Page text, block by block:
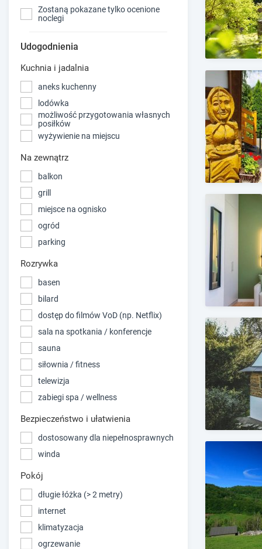
Zostaną pokazane tylko ocenione
noclegi
Udogodnienia
Kuchnia i jadalnia
aneks kuchenny
lodówka
możliwość przygotowania własnych
posiłków
wyżywienie na miejscu
Na zewnątrz
balkon
grill
miejsce na ognisko
ogród
parking
Rozrywka
basen
bilard
dostęp do filmów VoD (np. Netflix)
sala na spotkania / konferencje
sauna
siłownia / fitness
telewizja
zabiegi spa / wellness
Bezpieczeństwo i ułatwienia
dostosowany dla niepełnosprawnych
winda
Pokój
długie łóżka (> 2 metry)
internet
klimatyzacja
ogrzewanie